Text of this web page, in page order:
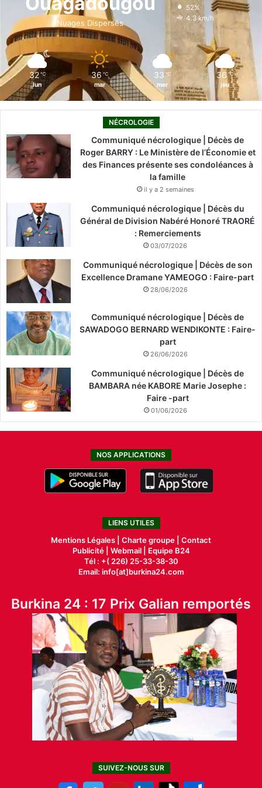
o
k
i
n
r
Nuages Dispersés
52%
4.3 km/h
32 ℃
lun
36 ℃
mar
33 ℃
mer
36 ℃
jeu
NÉCROLOGIE
Communiqué nécrologique | Décès de
Roger BARRY : Le Ministère de l’Économie et
des Finances présente ses condoléances à
la famille
il y a 2 semaines
Communiqué nécrologique | Décès du
Général de Division Nabéré Honoré TRAORÉ
: Remerciements
03/07/2026
Communiqué nécrologique | Décès de son
Excellence Dramane YAMEOGO : Faire-part
28/06/2026
Communiqué nécrologique | Décès de
SAWADOGO BERNARD WENDIKONTE : Faire-
part
26/06/2026
Communiqué nécrologique | Décès de
BAMBARA née KABORE Marie Josephe :
Faire -part
01/06/2026
NOS APPLICATIONS
LIENS UTILES
Mentions Légales | Charte groupe | Contact
Publicité| Webmail |
Equipe B24
Tél : +( 226) 25-33-38-30
Email: info[at]burkina24.com
Burkina 24 : 17 Prix Galian remportés
SUIVEZ-NOUS SUR